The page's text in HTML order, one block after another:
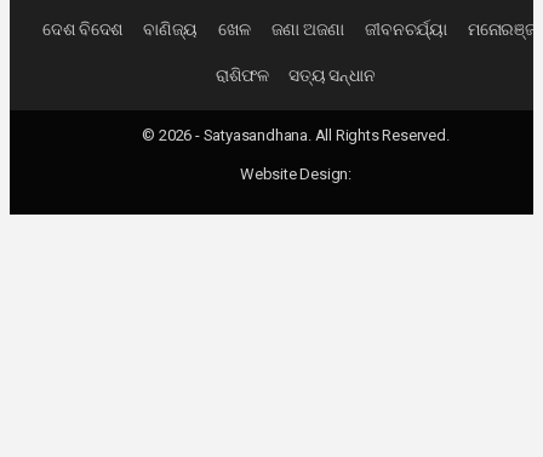
ଦେଶ ବିଦେଶ ବାଣିଜ୍ୟ ଖେଳ ଜଣା ଅଜଣା ଜୀବନଚର୍ଯ୍ୟା
ରାଶିଫଳ ସତ୍ୟ ସନ୍ଧାନ
© 2026 - Satyasandhana. All Rights Reserved.
Website Design: